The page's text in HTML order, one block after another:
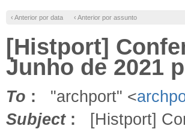
‹ Anterior por data ‹ Anterior por assunto
[Histport]
Junho de 2021
To : "archport" <
Subject: [Histport]